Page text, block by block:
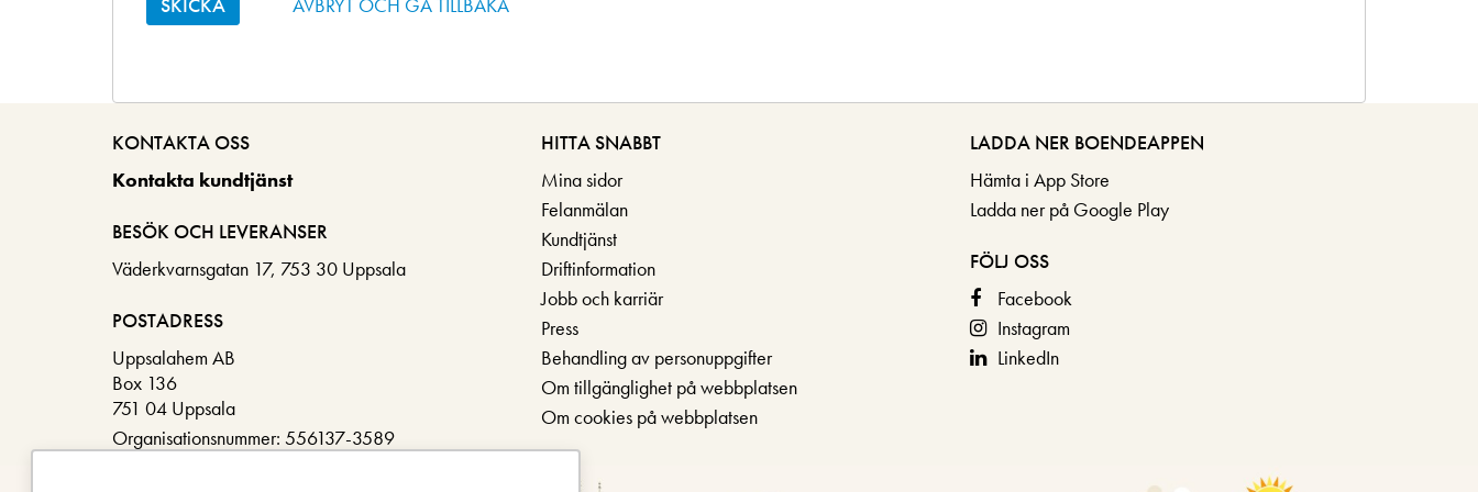
KONTAKTA OSS
Kontakta kundtjänst
BESÖK OCH LEVERANSER
Väderkvarnsgatan 17, 753 30 Uppsala
POSTADRESS
Uppsalahem AB
Box 136
751 04 Uppsala
Organisationsnummer: 556137-3589
HITTA SNABBT
Mina sidor
Felanmälan
Kundtjänst
Driftinformation
Jobb och karriär
Press
Behandling av personuppgifter
Om tillgänglighet på webbplatsen
Om cookies på webbplatsen
LADDA NER BOENDEAPPEN
Hämta i App Store
Ladda ner på Google Play
FÖLJ OSS
Facebook
Instagram
LinkedIn